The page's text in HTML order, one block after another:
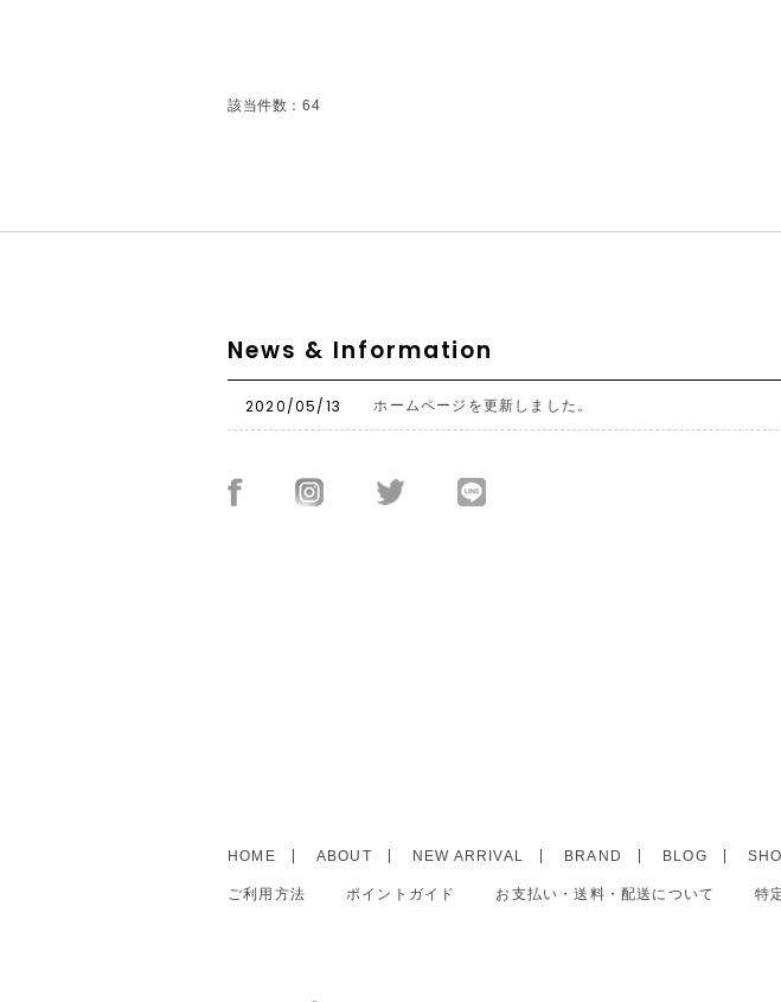
該当件数：64
News & Information
2020/05/13 ホームページを更新しました。
HOME ABOUT NEW ARRIVAL BRAND BLOG
ご利用方法 ポイントガイド お支払い・送料・配送について 特